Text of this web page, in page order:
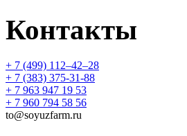
Контакты
+ 7 (499) 112‒42‒28
+ 7 (383) 375-31-88
+ 7 963 947 19 53
+ 7 960 794 58 56
to@soyuzfarm.ru